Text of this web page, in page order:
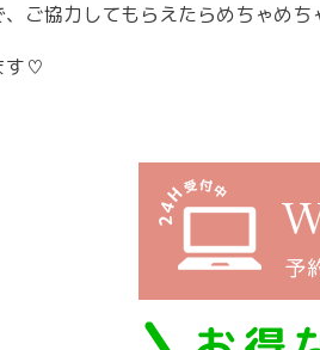
ご協力してもらえたらめちゃめち
す♡